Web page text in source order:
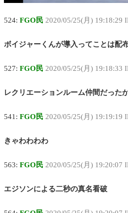
524: FGO民 2020/05/25(月) 19:18:29
ボイジャーくんが導入ってことは配
527: FGO民 2020/05/25(月) 19:18:33
レクリエーションルーム仲間だった
541: FGO民 2020/05/25(月) 19:19:19
きゃわわわわ
563: FGO民 2020/05/25(月) 19:20:07
エジソンによる二秒の真名看破